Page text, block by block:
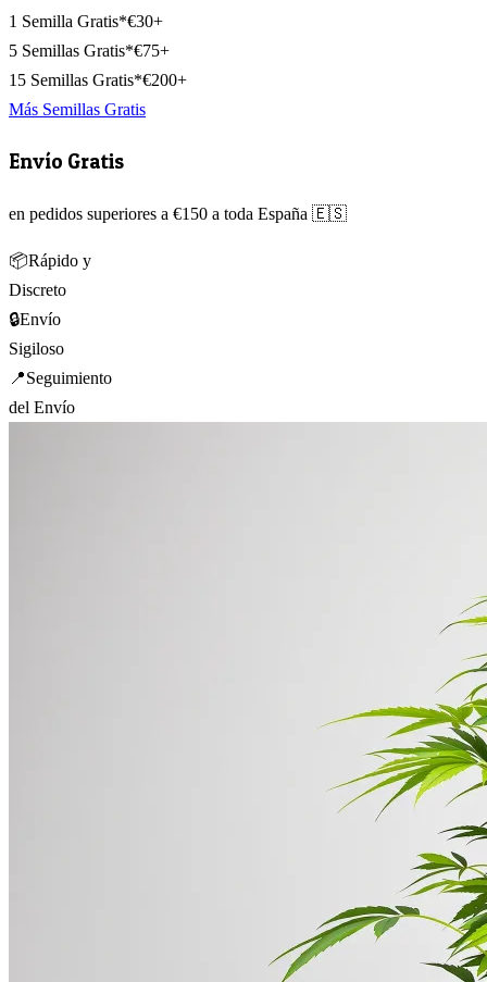
1 Semilla Gratis*€30+
5 Semillas Gratis*€75+
15 Semillas Gratis*€200+
Más Semillas Gratis
Envío Gratis
en pedidos superiores a €150 a toda España 🇪🇸
📦Rápido y
Discreto
🔒Envío
Sigiloso
📍Seguimiento
del Envío